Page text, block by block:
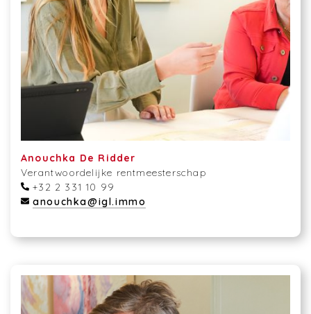
Anouchka De Ridder
Verantwoordelijke rentmeesterschap
+32 2 331 10 99
anouchka@igl.immo